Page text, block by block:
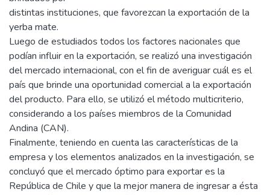
distintas instituciones, que favorezcan la exportación de la
yerba mate.
Luego de estudiados todos los factores nacionales que
podían influir en la exportación, se realizó una investigación
del mercado internacional, con el fin de averiguar cuál es el
país que brinde una oportunidad comercial a la exportación
del producto. Para ello, se utilizó el método multicriterio,
considerando a los países miembros de la Comunidad
Andina (CAN).
Finalmente, teniendo en cuenta las características de la
empresa y los elementos analizados en la investigación, se
concluyó que el mercado óptimo para exportar es la
República de Chile y que la mejor manera de ingresar a ésta